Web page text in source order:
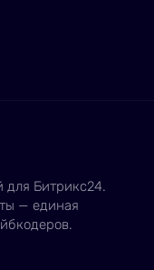
для Битрикс24.
— единая